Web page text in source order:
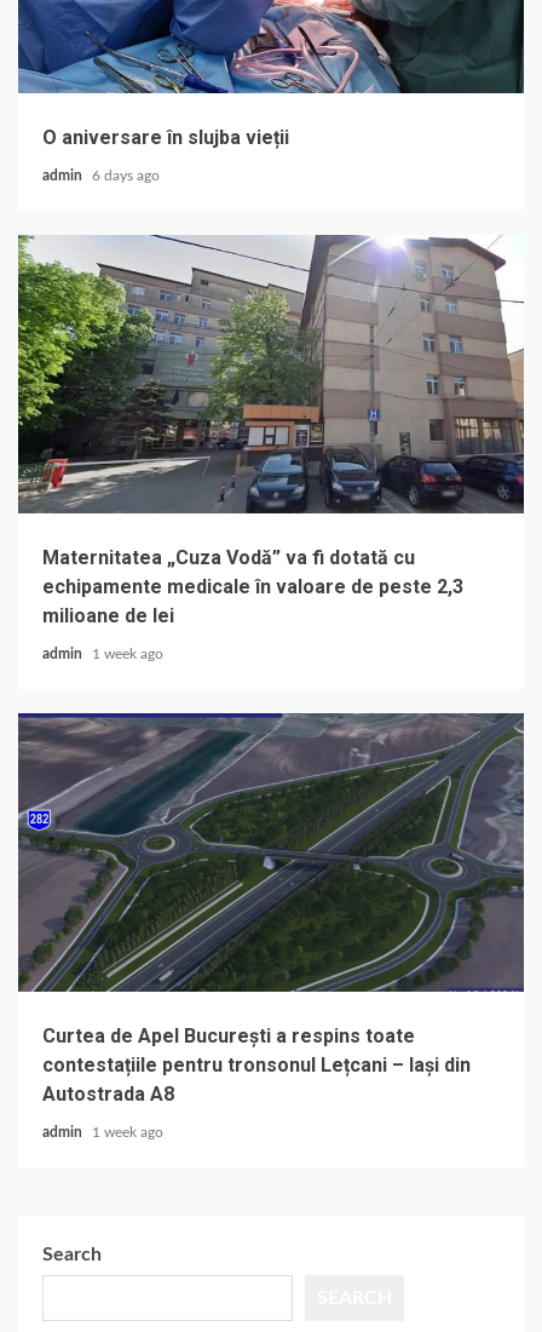
O aniversare în slujba vieții
admin 6 days ago
Maternitatea „Cuza Vodă” va fi dotată cu
echipamente medicale în valoare de peste 2,3
milioane de lei
admin 1 week ago
Curtea de Apel București a respins toate
contestațiile pentru tronsonul Lețcani – Iași din
Autostrada A8
admin 1 week ago
Search